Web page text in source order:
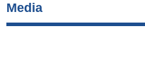
Media